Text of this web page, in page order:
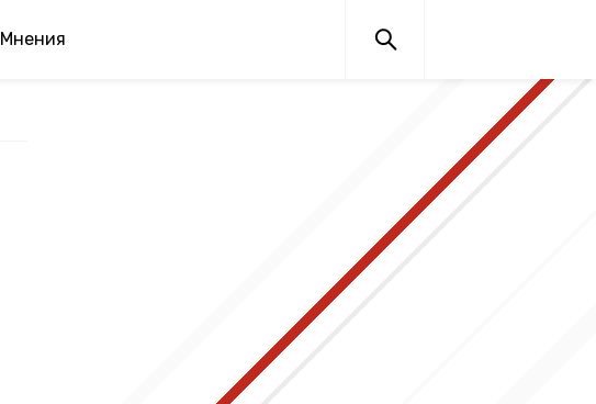
Мнения